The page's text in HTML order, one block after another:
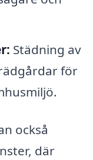
Städning av
för
också
där